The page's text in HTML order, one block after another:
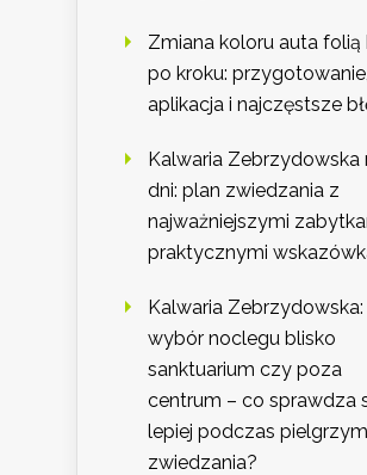
Zmiana koloru auta folią
po kroku: przygotowanie,
aplikacja i najczęstsze
Kalwaria Zebrzydowska
dni: plan zwiedzania z
najważniejszymi
praktycznymi
Kalwaria Zebrzydowska:
wybór noclegu blisko
sanktuarium czy poza
centrum – co sprawdza
lepiej podczas
zwiedzania?